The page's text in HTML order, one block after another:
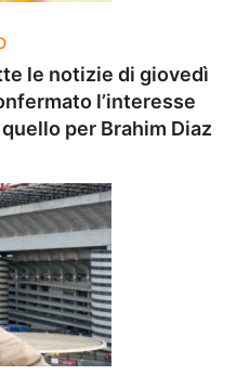
le notizie di giovedì
l’interesse
per Brahim Diaz